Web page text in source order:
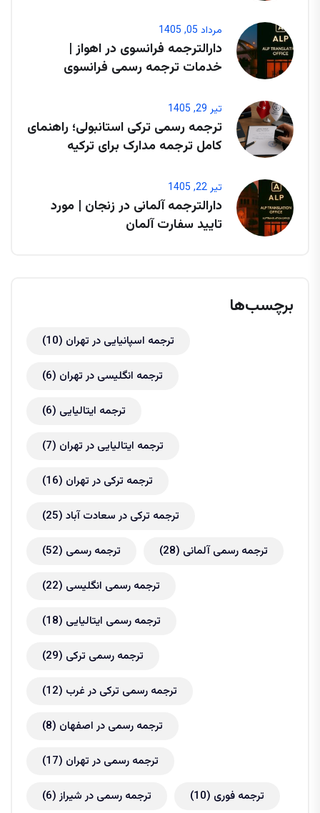
مرداد 05, 1405
دارالترجمه فرانسوی در اهواز |
خدمات ترجمه رسمی فرانسوی
تیر 29, 1405
ترجمه رسمی ترکی استانبولی؛ راهنمای
کامل ترجمه مدارک برای ترکیه
تیر 22, 1405
دارالترجمه آلمانی در زنجان | مورد
تایید سفارت آلمان
برچسب‌ها
ترجمه اسپانیایی در تهران (10)
ترجمه انگلیسی در تهران (6)
ترجمه ایتالیایی (6)
ترجمه ایتالیایی در تهران (7)
ترجمه ترکی در تهران (16)
ترجمه ترکی در سعادت آباد (25)
ترجمه رسمی (52) ترجمه رسمی آلمانی (28)
ترجمه رسمی انگلیسی (22)
ترجمه رسمی ایتالیایی (18)
ترجمه رسمی ترکی (29)
ترجمه رسمی ترکی در غرب (12)
ترجمه رسمی در اصفهان (8)
ترجمه رسمی در تهران (17)
ترجمه رسمی در شیراز(6) ترجمه فوری (10)